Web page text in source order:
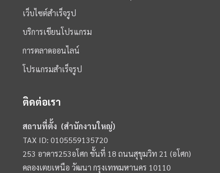
เว็บไซต์สำเร็จรูป
บริการเขียนโปรแกรม
การตลาดออนไลน์
โปรแกรมสำเร็จรูป
ติดต่อเรา
สถานที่ตั้ง (สำนักงานใหญ่)
TAX ID: 0105559135720
253 อาคาร253อโศก ชั้นที่ 18 ถนนสุขุมวิท 21 (อโศก)
คลองเตยเหนือ วัฒนา กรุงเทพมหานคร 10110